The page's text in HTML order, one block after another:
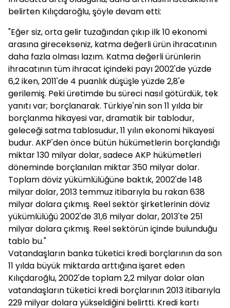
belirten Kılıçdaroğlu, şöyle devam etti:
"Eğer siz, orta gelir tuzağından çıkıp ilk 10 ekonomi
arasına girecekseniz, katma değerli ürün ihracatının
daha fazla olması lazım. Katma değerli ürünlerin
ihracatının tüm ihracat içindeki payı 2002'de yüzde
6,2 iken, 2011'de 4 puanlık düşüşle yüzde 2,8'e
gerilemiş. Peki üretimde bu süreci nasıl götürdük, tek
yanıtı var; borçlanarak. Türkiye'nin son 11 yılda bir
borçlanma hikayesi var, dramatik bir tablodur,
geleceği satma tablosudur, 11 yılın ekonomi hikayesi
budur. AKP'den önce bütün hükümetlerin borçlandığı
miktar 130 milyar dolar, sadece AKP hükümetleri
döneminde borçlanılan miktar 350 milyar dolar.
Toplam döviz yükümlülüğüne baktık, 2002'de 148
milyar dolar, 2013 temmuz itibarıyla bu rakan 638
milyar dolara çıkmış. Reel sektör şirketlerinin döviz
yükümlülüğü 2002'de 31,6 milyar dolar, 2013'te 251
milyar dolara çıkmış. Reel sektörün içinde bulunduğu
tablo bu."
Vatandaşların banka tüketici kredi borçlarının da son
11 yılda büyük miktarda arttığına işaret eden
Kılıçdaroğlu, 2002'de toplam 2,2 milyar dolar olan
vatandaşların tüketici kredi borçlarının 2013 itibarıyla
229 milyar dolara yükseldiğini belirtti. Kredi kartı